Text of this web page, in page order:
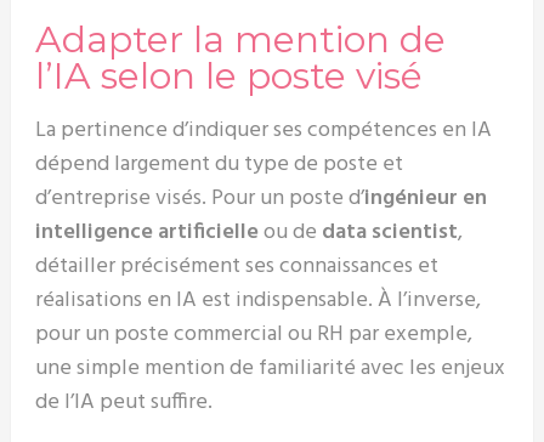
Adapter la mention de
l’IA selon le poste visé
La pertinence d’indiquer ses compétences en IA
dépend largement du type de poste et
d’entreprise visés. Pour un poste d’ingénieur en
intelligence artificielleou de data scientist,
détailler précisément ses connaissances et
réalisations en IA est indispensable. À l’inverse,
pour un poste commercial ou RH par exemple,
une simple mention de familiarité avec les enjeux
de l’IA peut suffire.